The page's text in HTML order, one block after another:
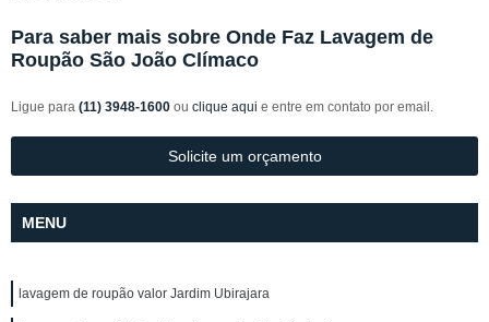
Para saber mais sobre Onde Faz Lavagem de
Roupão São João Clímaco
Ligue para (11) 3948-1600 ou clique aqui e entre em contato por email.
Solicite um orçamento
MENU
lavagem de roupão valor Jardim Ubirajara